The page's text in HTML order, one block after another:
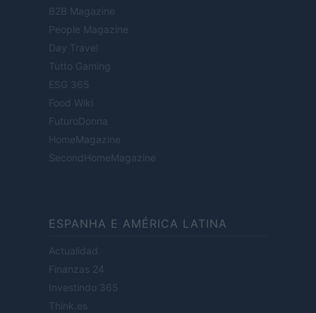
B2B Magazine
People Magazine
Day Travel
Tutto Gaming
ESG 365
Food Wiki
FuturoDonna
HomeMagazine
SecondHomeMagazine
ESPANHA E AMÉRICA LATINA
Actualidad
Finanzas 24
Investindo 365
Think.es